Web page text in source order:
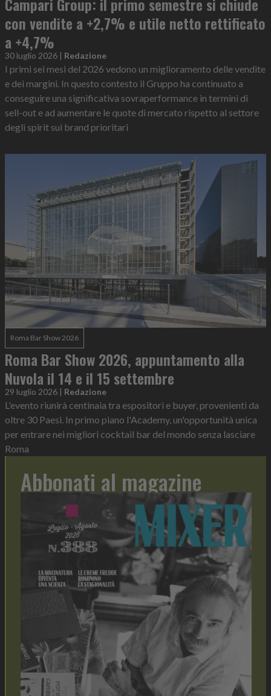
con vendite a +2,7% e utile netto rettificato
a +4,7%
30 luglio 2026 | Redazione
I primi sei mesi del 2026 vedono un miglioramento delle vendite
e dei margini. In questo contesto il Gruppo ha continuato a
conseguire una significativa sovraperformance in termini di
sell-out e ad aumentare le quote di mercato rispetto al settore
degli spirit sui brand prioritari
Roma Bar Show 2026
Roma Bar Show 2026, appuntamento alla
Nuvola il 14 e il 15 settembre
29 luglio 2026 | Redazione
L'evento riunirà centinaia tra espositori e buyer, provenienti da
oltre 30 Paesi. In primo piano l'Academy, un'opportunità unica
per entrare nei migliori cocktail bar del mondo senza lasciare
Roma
Abbonati al magazine